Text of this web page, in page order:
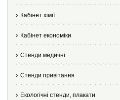
Кабінет хімії
Кабінет економіки
Стенди медичні
Стенди привітання
Екологічні стенди, плакати